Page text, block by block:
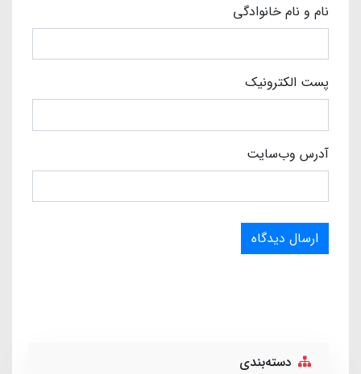
نام و نام خانوادگی
پست الکترونیک
آدرس وب‌سایت
ارسال دیدگاه
دسته‌بندی